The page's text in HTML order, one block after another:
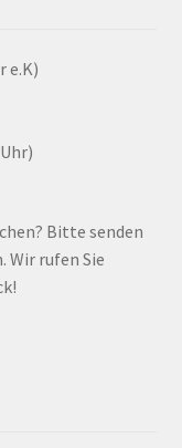
e.K)
Bitte senden
Wir rufen Sie